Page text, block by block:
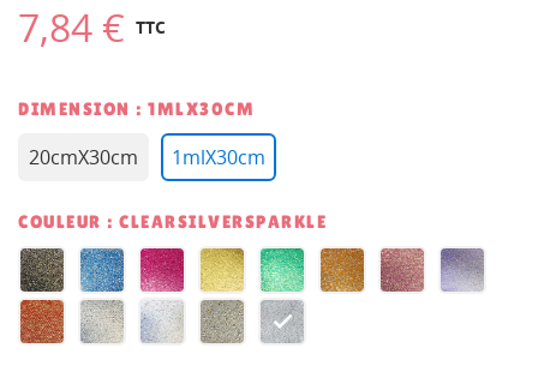
7,84 € TTC
DIMENSION : 1MLX30CM
20cmX30cm 1mlX30cm
COULEUR : CLEARSILVERSPARKLE
BLACKSPARKLE
BLUESPARKLE
CHERRYSPARKLE
GOLDSPARKLE
GREENSPARKLE
ORANGESPARKLE
PINKSPARKLE
REDSPARKLESILVERSPARKLE
WHITESPARKLE
CLEARGOLDSPARKLE
CLEARSILVERSPARKLE